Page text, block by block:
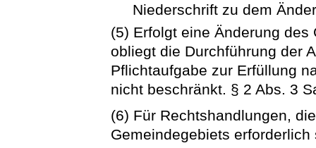
Niederschrift zu dem
(5) Erfolgt eine Änderung
obliegt die Durchführung der
Pflichtaufgabe zur Erfüllung
nicht beschränkt. § 2 Abs. 3
(6) Für Rechtshandlungen,
Gemeindegebiets